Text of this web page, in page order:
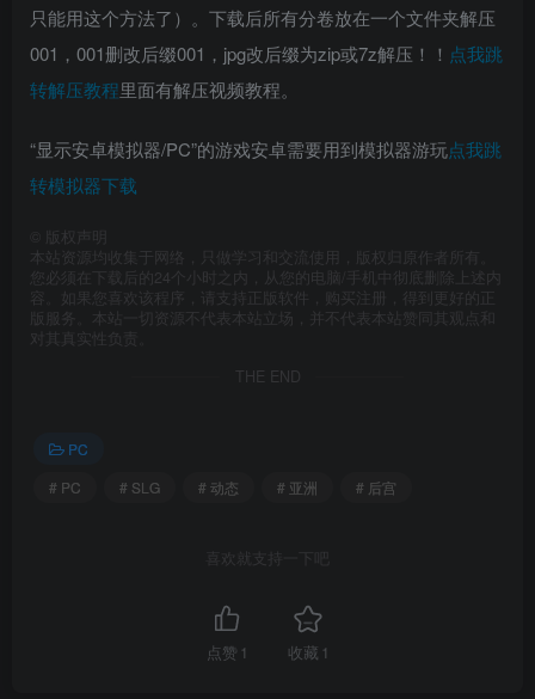
只能用这个方法了）。下载后所有分卷放在一个文件夹解压
001，001删改后缀001，jpg改后缀为zip或7z解压！！ 点我跳
转解压教程里面有解压视频教程。
“显示安卓模拟器/PC”的游戏安卓需要用到模拟器游玩点我跳
转模拟器下载
版权声明
本站资源均收集于网络，只做学习和交流使用，版权归原作者所有。
您必须在下载后的24个小时之内，从您的电脑/手机中彻底删除上述内
容。如果您喜欢该程序，请支持正版软件，购买注册，得到更好的正
版服务。本站一切资源不代表本站立场，并不代表本站赞同其观点和
对其真实性负责。
THE END
PC
# PC
# SLG # 动态 # 亚洲 # 后宫
喜欢就支持一下吧
点赞 1 收藏 1